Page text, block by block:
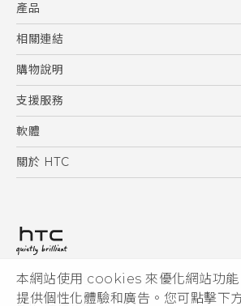
本網站使用 cookies 來優化網站功能
提供個性化體驗和廣告。您可點擊下
產品
5G
智慧型手機
配件
相關連結
HTC Research
購物說明
購物須知
訂單管理
付款方式
支援服務
到府收送維修服務
服務中心資訊
客戶服務佈告欄
軟體
應用程式
HTC Sync Manager
關於 HTC
投資人
隱私權政策
© 2011-2026 HTC Corporation